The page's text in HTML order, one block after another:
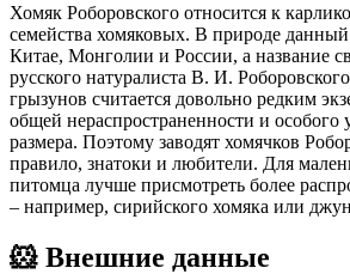
Хомяк Роборовского относится к
семейства хомяковых. В природе
Китае, Монголии и России, а название
русского натуралиста В. И.
грызунов считается довольно редким
общей нераспространенности и особого
размера. Поэтому заводят хомячков
правило, знатоки и любители. Для
питомца лучше присмотреть более
– например, сирийского хомяка или
🐹 Внешние данные